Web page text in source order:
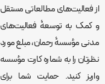
از فعالیت‌های مطالعاتی مستقل
و کمک به توسعۀ فعالیت‌های
مدنی مؤسسۀ رحمان، مبلغ مورد
نظرتان را به شماره کارت مؤسسه
واریز کنید. حمایت شما برای